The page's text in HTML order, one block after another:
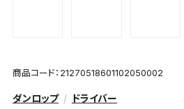
商品コード：21270518601102050002
ダンロップ ドライバー